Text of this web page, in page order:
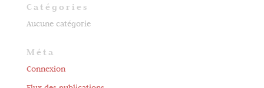
Catégories
Aucune catégorie
Méta
Connexion